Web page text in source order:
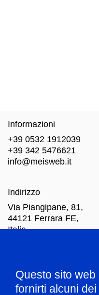
Questo sito
fornirti alcuni
Informazioni
+39 0532 1912039
+39 342 5476621
info@meisweb.it
Indirizzo
Via Piangipane, 81,
44121 Ferrara FE,
Italia
Mar-Dom: dalle 10.00